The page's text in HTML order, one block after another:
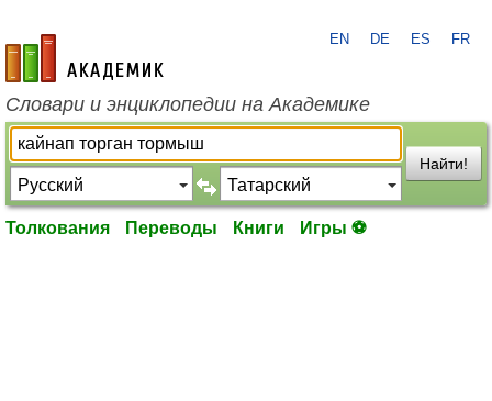
academic.ru
EN DE ES FR
Словари и энциклопедии на Академике
Найти!
Толкования Переводы Книги Игры ⚽